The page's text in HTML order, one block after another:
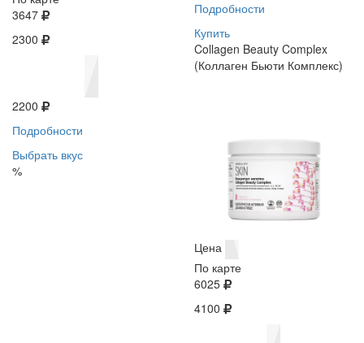
3647
2300
2200
Подробности
Выбрать вкус
%
Подробности
Купить
Collagen Beauty Complex
(Коллаген Бьюти Комплекс)
Цена
По карте
6025
4100